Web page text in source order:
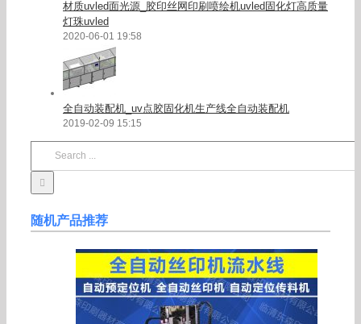
材质uvled面光源_胶印丝网印刷喷绘机uvled固化灯高质量
灯珠uvled
2020-06-01 19:58
全自动装配机_uv点胶固化机生产线全自动装配机
2019-02-09 15:15
随机产品推荐